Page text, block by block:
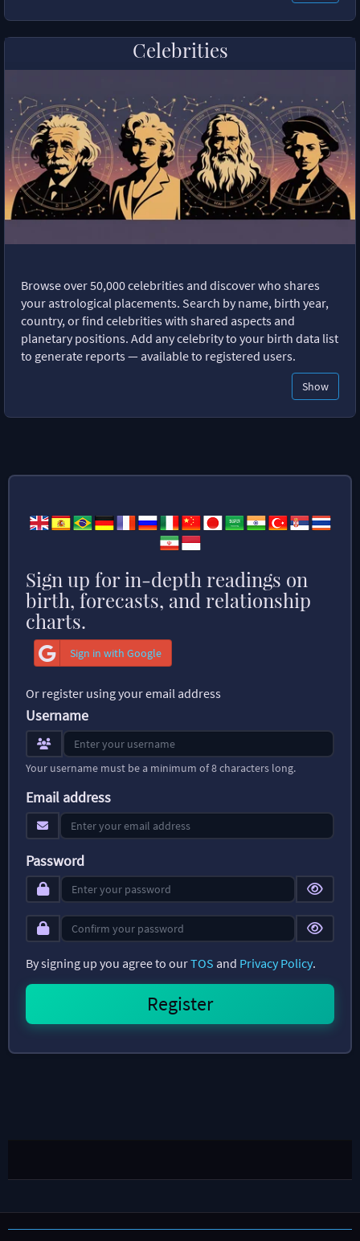
Celebrities
Browse over 50,000 celebrities and discover who shares
your astrological placements. Search by name, birth year,
country, or find celebrities with shared aspects and
planetary positions. Add any celebrity to your birth data list
to generate reports — available to registered users.
Show
Sign up for in-depth readings on
birth, forecasts, and relationship
charts.
Sign in with Google
Or register using your email address
Username
Your username must be a minimum of 8 characters long.
Email address
Password
By signing up you agree to ourTOS and Privacy Policy.